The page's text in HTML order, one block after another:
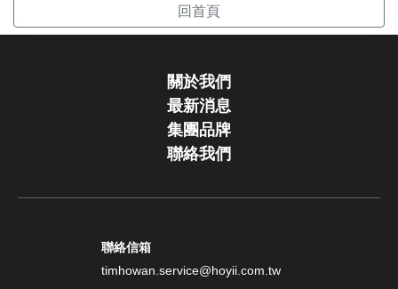
回首頁
關於我們
最新消息
集團品牌
聯絡我們
聯絡信箱
timhowan.service@hoyii.com.tw